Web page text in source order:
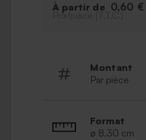
À partir de 0,60 €
Prix/pièce (T.T.C.)
Montant
Par pièce
Format
ø 8,30 cm